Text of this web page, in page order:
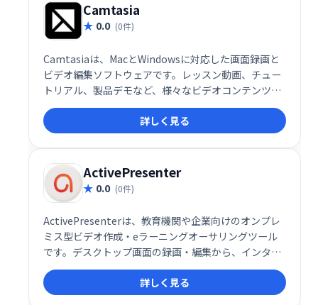
Camtasia
0.0 (0件)
Camtasiaは、MacとWindowsに対応した画面録画と
ビデオ編集ソフトウェアです。レッスン動画、チュー
トリアル、製品デモなど、様々なビデオコンテンツ作
成を簡単に実現します。デスクトップ画面の録画やウ
ェブカメラを使った撮影に加え、豊富なテンプレート
や注釈機能、エフェクトで高品質なビデオ制作をサポ
ートします。初心者からプロまで、幅広いユーザーに
ご利用いただけます。
詳しく見る
ActivePresenter
0.0 (0件)
ActivePresenterは、教育機関や企業向けのオンプレ
ミス型ビデオ作成・eラーニングオーサリングツール
です。デスクトップ画面の録画・編集から、インタラ
クティブなHTML5コンテンツ作成まで、幅広い機能を
提供します。オーディオ/ビデオ編集機能も充実してお
り、Mac/Windows両対応で作成したコンテンツはあ
詳しく見る